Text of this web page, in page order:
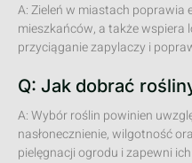
A: Zieleń w miastach poprawia
mieszkańców, a także wspiera
przyciąganie zapylaczy i
Q: Jak dobrać
A: Wybór roślin powinien
nasłonecznienie, wilgotność
pielęgnacji ogrodu i zapewni